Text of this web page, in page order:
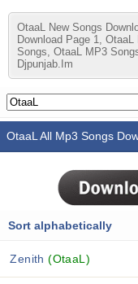
OtaaL New Songs
Download Page 1,
Songs, OtaaL MP3
Djpunjab.im
OtaaL All Mp3 Songs
Sort alphabetically
Zenith(OtaaL)